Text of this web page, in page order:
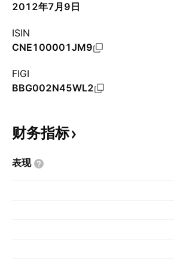
2012年7月9日
ISIN
CNE100001JM9
FIGI
BBG002N45WL2
财务指标
表现